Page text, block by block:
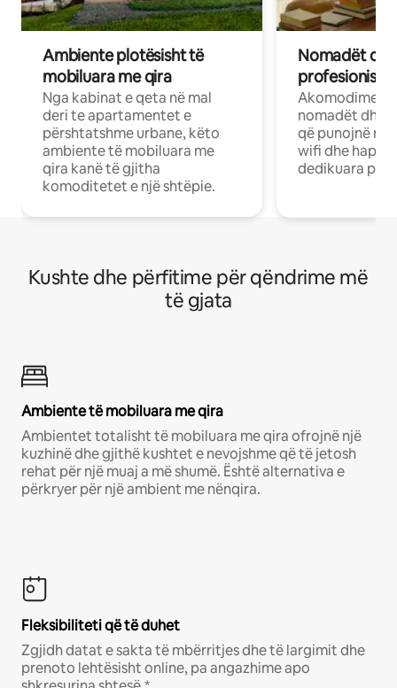
Ambiente plotësisht të
mobiluara me qira
Nga kabinat e qeta në mal
deri te apartamentet e
përshtatshme urbane, këto
ambiente të mobiluara me
qira kanë të gjitha
komoditetet e një shtëpie.
Nomadët
Akomodime
nomadët dhe
që punojnë në
wifi dhe
dedikuara
Kushte dhe përfitime për qëndrime më
të gjata
Ambiente të mobiluara me qira
Ambientet totalisht të mobiluara me qira ofrojnë një
kuzhinë dhe gjithë kushtet e nevojshme që të jetosh
rehat për një muaj a më shumë. Është alternativa e
përkryer për një ambient me nënqira.
Fleksibiliteti që të duhet
Zgjidh datat e sakta të mbërritjes dhe të largimit dhe
prenoto lehtësisht online, pa angazhime apo